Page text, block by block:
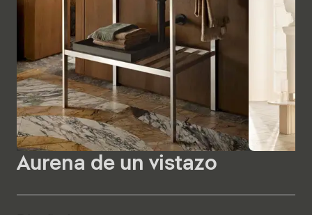
Aurena de un vistazo